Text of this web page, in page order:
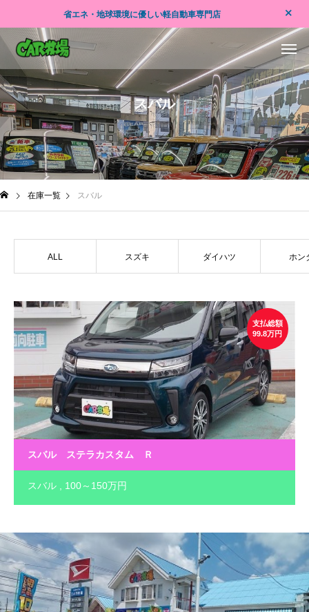
省エネ・地球環境に優しい軽自動車専門店
スバル
在庫一覧 スバル
ALL スズキ ダイハツ ホン
支払総額
99.8万円
スバル ステラカスタム Ｒ
スバル 100～150万円